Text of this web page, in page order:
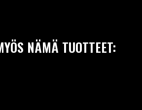
NÄMÄ TUOTTEET: